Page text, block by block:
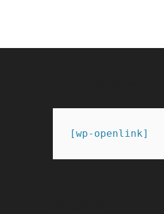
[wp-openlink]